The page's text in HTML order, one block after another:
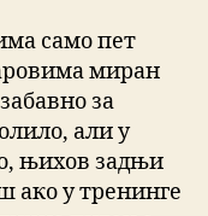
само пет
миран
за
али у
њихов задњи
ако у тренинге